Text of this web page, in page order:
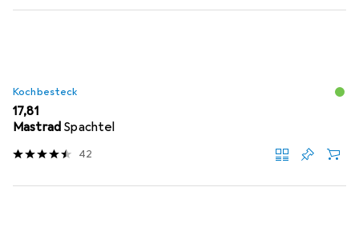
Kochbesteck
EUR
17,81
Mastrad Spachtel
42